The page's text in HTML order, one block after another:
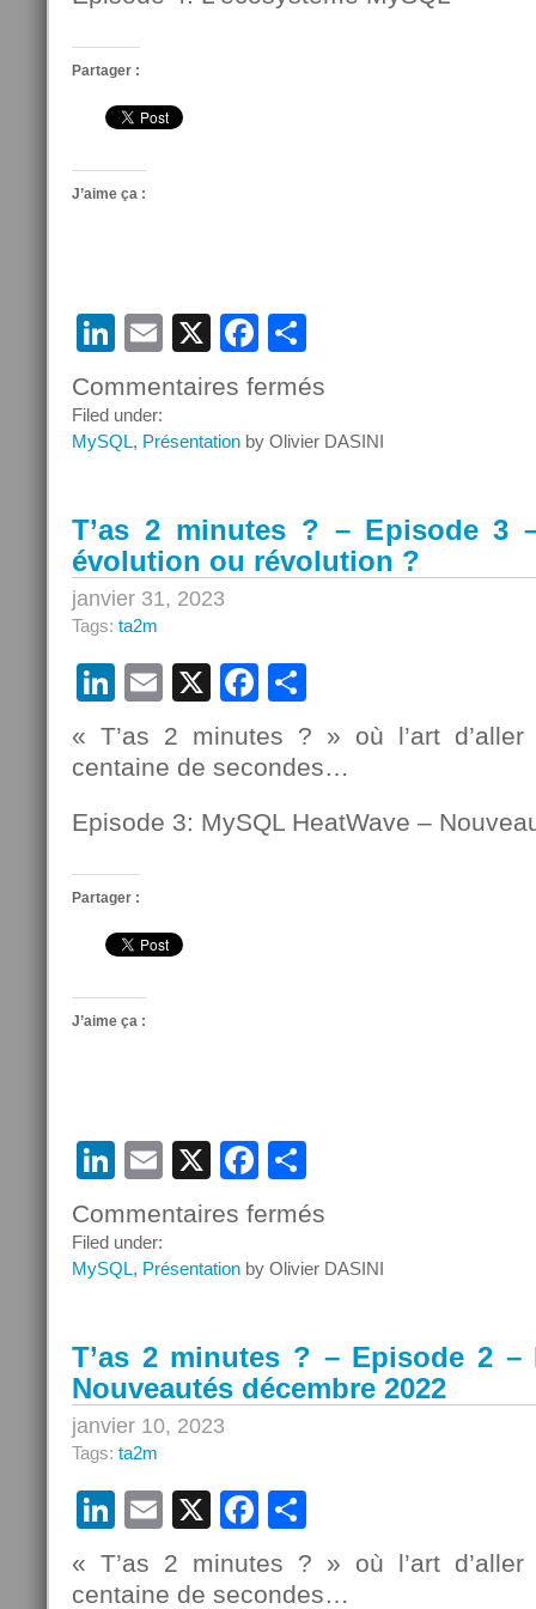
Partager :
J’aime ça :
LinkedIn
Email
X Facebook
Commentaires fermés
2
Episode
4
–
Filed under:
MySQL, Présentation by Olivier DASINI
T’as 2 minutes ? – Episode 3
évolution ou révolution ?
janvier 31, 2023
Tags: ta2m
LinkedIn
Email
X Facebook
« T’as 2 minutes ? » où l’art
centaine de secondes…
Episode 3: MySQL HeatWave –
Partager :
J’aime ça :
LinkedIn
Email
X Facebook
Commentaires fermés
2
Episode
3
–
révolution
Filed under:
MySQL, Présentation by Olivier DASINI
T’as 2 minutes ? – Episode 2 –
Nouveautés décembre 2022
janvier 10, 2023
Tags: ta2m
LinkedIn
Email
X Facebook
« T’as 2 minutes ? » où l’art
centaine de secondes…